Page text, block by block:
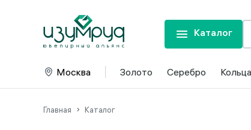
Каталог
Москва Золото Серебро Кольца
Главная Каталог